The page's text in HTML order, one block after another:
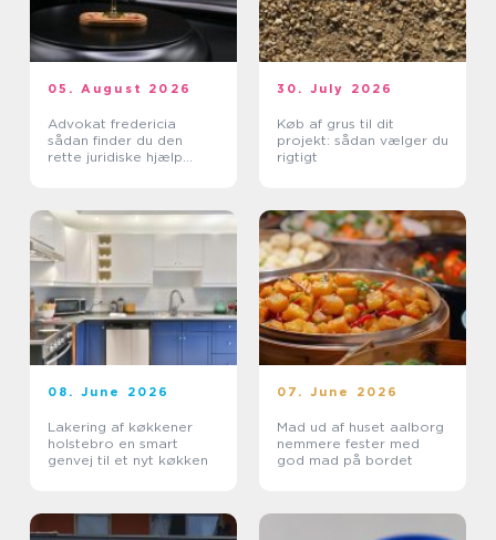
05. August 2026
Advokat fredericia
sådan finder du den
rette juridiske hjælp
30. July 2026
Køb af grus til dit
projekt: sådan vælger du
rigtigt
08. June 2026
Lakering af køkkener
holstebro en smart
genvej til et nyt køkken
07. June 2026
Mad ud af huset aalborg
nemmere fester med
god mad på bordet